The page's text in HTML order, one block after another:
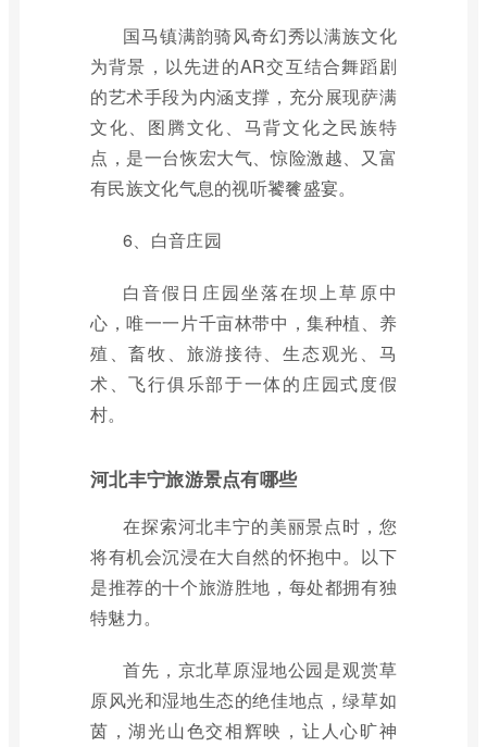
国马镇满韵骑风奇幻秀以满族文化
为背景，以先进的AR交互结合舞蹈剧
的艺术手段为内涵支撑，充分展现萨满
文化、图腾文化、马背文化之民族特
点，是一台恢宏大气、惊险激越、又富
有民族文化气息的视听饕餮盛宴。
6、白音庄园
白音假日庄园坐落在坝上草原中
心，唯一一片千亩林带中，集种植、养
殖、畜牧、旅游接待、生态观光、马
术、飞行俱乐部于一体的庄园式度假
村。
河北丰宁旅游景点有哪些
在探索河北丰宁的美丽景点时，您
将有机会沉浸在大自然的怀抱中。以下
是推荐的十个旅游胜地，每处都拥有独
特魅力。
首先，京北草原湿地公园是观赏草
原风光和湿地生态的绝佳地点，绿草如
茵，湖光山色交相辉映，让人心旷神